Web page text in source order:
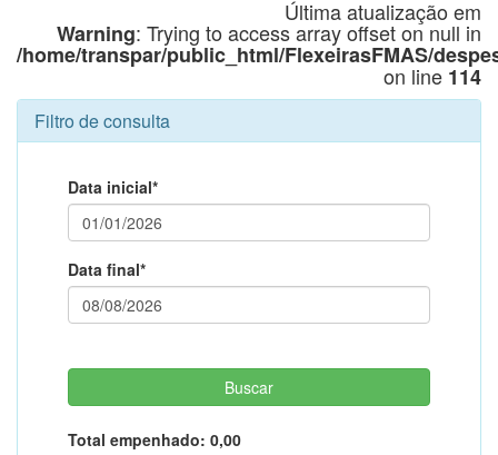
Última atualização em
Warning: Trying to access array offset on null in
/home/transpar/public_html/FlexeirasFMAS/
on line 114
Filtro de consulta
Data inicial*
Data final*
Total empenhado: 0,00